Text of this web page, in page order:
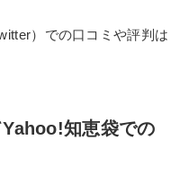
）での口コミや評判は
知恵袋での